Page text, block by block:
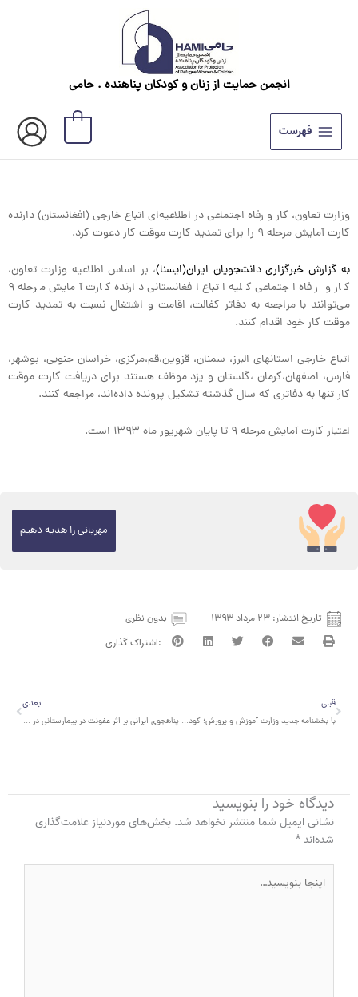
انجمن حمایت از زنان و کودکان پناهنده . حامی
فهرست
وزارت تعاون، کار و رفاه اجتماعی در اطلاعیه‌ای اتباع خارجی (افغانستان) دارنده
کارت آمایش مرحله ۹ را برای تمدید کارت موقت کار دعوت کرد.
به گزارش خبرگزاری دانشجویان ایران(ایسنا)، بر اساس اطلاعیه وزارت تعاون،
کار و رفاه اجتماعی کلیه اتباع افغانستانی دارنده کارت آمایش مرحله ۹
می‌توانند با مراجعه به دفاتر کفالت، اقامت و اشتغال نسبت به تمدید کارت
موقت کار خود اقدام کنند.
اتباع خارجی استانهای البرز، سمنان، قزوین،قم،مرکزی، خراسان جنوبی، بوشهر،
فارس، اصفهان،کرمان ،گلستان و یزد موظف هستند برای دریافت کارت موقت
کار تنها به دفاتری که سال گذشته تشکیل پرونده داده‌اند، مراجعه کنند.
اعتبار کارت آمایش مرحله ۹ تا پایان شهریور ماه ۱۳۹۳ است.
مهربانی را هدیه دهیم
تاریخ انتشار: ۲۳ مرداد ۱۳۹۳ بدون نظری
قبلی
قبلی
با بخشنامه جدید وزارت آموزش و پرورش؛ کودکان پناهنده افغان بدون شهریه درس می خوانند
بعدی
پناهجوی ایرانی بر اثر عفونت در بیمارستانی در استرالیا درگذشت
دیدگاه‌ خود را بنویسید
نشانی ایمیل شما منتشر نخواهد شد. بخش‌های موردنیاز علامت‌گذاری
شده‌اند*
بنویسید…